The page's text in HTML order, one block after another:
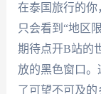
在泰国旅行的你
只会看到“地区
期待点开B站的
放的黑色窗口
了可望不可及的